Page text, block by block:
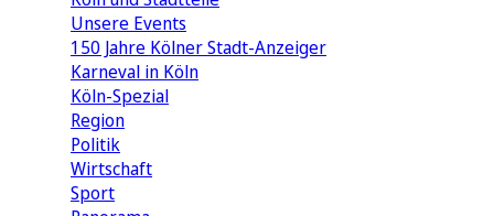
Unsere Events
150 Jahre Kölner Stadt-Anzeiger
Karneval in Köln
Köln-Spezial
Region
Politik
Wirtschaft
Sport